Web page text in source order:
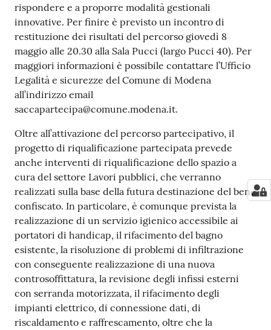
rispondere e a proporre modalità gestionali
innovative. Per finire è previsto un incontro di
restituzione dei risultati del percorso giovedì 8
maggio alle 20.30 alla Sala Pucci (largo Pucci 40). Per
maggiori informazioni è possibile contattare l’Ufficio
Legalità e sicurezze del Comune di Modena
all’indirizzo email
saccapartecipa@comune.modena.it.
Oltre all’attivazione del percorso partecipativo, il
progetto di riqualificazione partecipata prevede
anche interventi di riqualificazione dello spazio a
cura del settore Lavori pubblici, che verranno
realizzati sulla base della futura destinazione del bene
confiscato. In particolare, è comunque prevista la
realizzazione di un servizio igienico accessibile ai
portatori di handicap, il rifacimento del bagno
esistente, la risoluzione di problemi di infiltrazione
con conseguente realizzazione di una nuova
controsoffittatura, la revisione degli infissi esterni
con serranda motorizzata, il rifacimento degli
impianti elettrico, di connessione dati, di
riscaldamento e raffrescamento, oltre che la